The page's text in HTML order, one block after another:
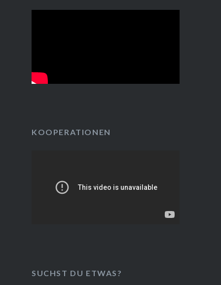
KOOPERATIONEN
SUCHST DU ETWAS?